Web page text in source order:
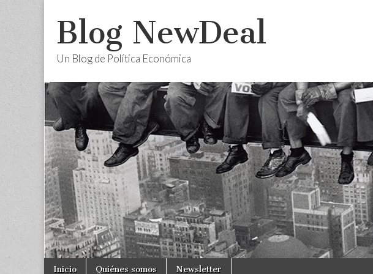
Blog NewDeal
Un Blog de Política Económica
Main
Skip
Inicio Quiénes somos Newsletter